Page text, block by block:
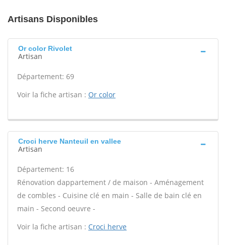
Artisans Disponibles
Or color Rivolet
Artisan
Département: 69
Voir la fiche artisan : Or color
Croci herve Nanteuil en vallee
Artisan
Département: 16
Rénovation dappartement / de maison - Aménagement
de combles - Cuisine clé en main - Salle de bain clé en
main - Second oeuvre -
Voir la fiche artisan : Croci herve